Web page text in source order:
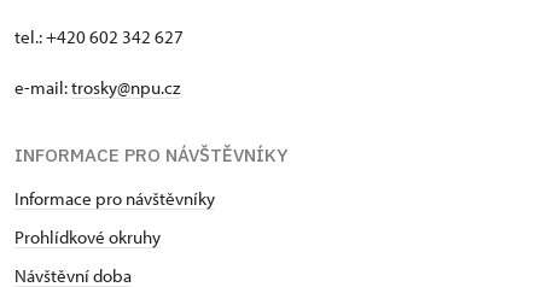
tel.: +420 602 342 627
e-mail:trosky@npu.cz
INFORMACE PRO NÁVŠTĚVNÍKY
Informace pro návštěvníky
Prohlídkové okruhy
Návštěvní doba